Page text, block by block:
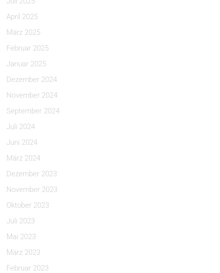
April 2025
März 2025
Februar 2025
Januar 2025
Dezember 2024
November 2024
September 2024
Juli 2024
Juni 2024
März 2024
Dezember 2023
November 2023
Oktober 2023
Juli 2023
Mai 2023
März 2023
Februar 2023